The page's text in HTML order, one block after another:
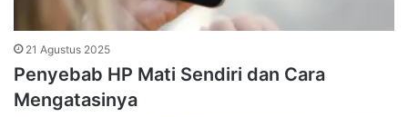
21 Agustus 2025
Penyebab HP Mati Sendiri dan Cara
Mengatasinya